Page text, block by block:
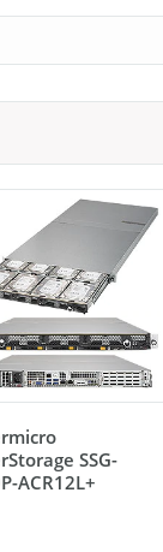
SSG-
ACR12L+